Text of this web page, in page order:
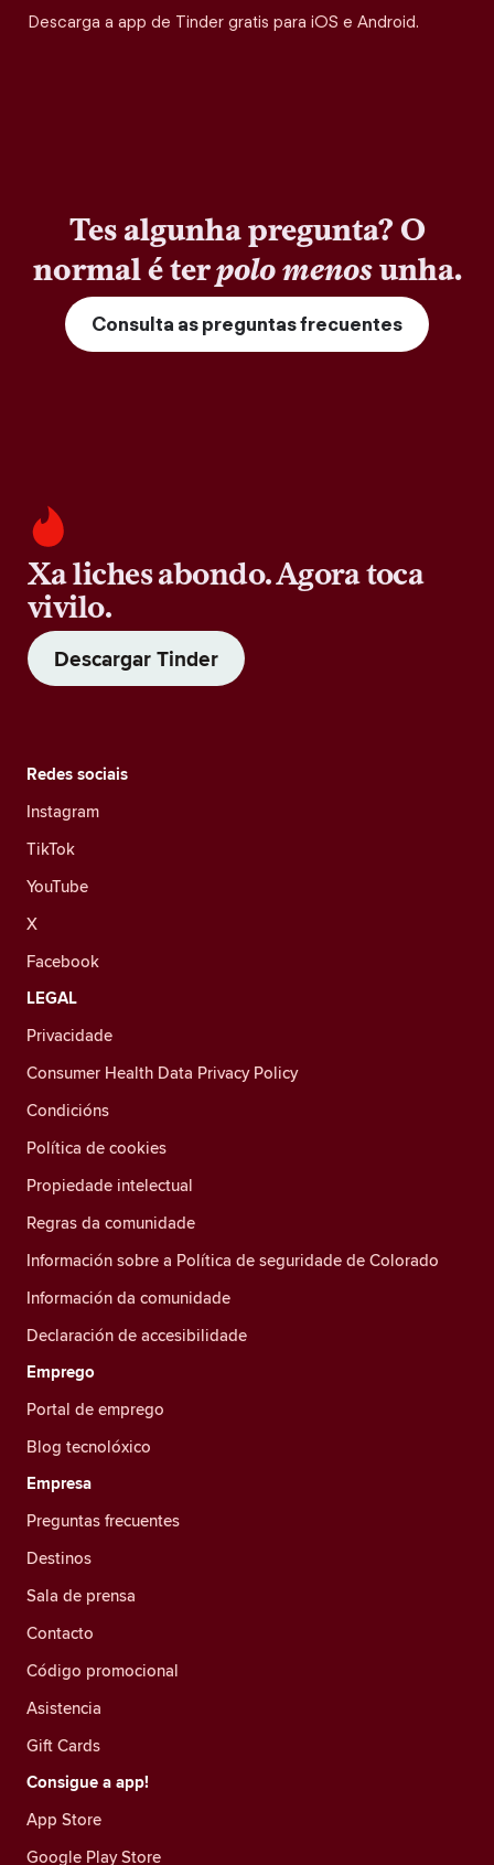
Descarga a app de Tinder gratis para iOS e Android.
Tes algunha pregunta? O
normal é terpolo menosunha.
Consulta as preguntas frecuentes
Xa liches abondo. Agora toca
vivilo.
Descargar Tinder
Redes sociais
Instagram
TikTok
YouTube
X
Facebook
LEGAL
Privacidade
Consumer Health Data Privacy Policy
Condicións
Política de cookies
Propiedade intelectual
Regras da comunidade
Información sobre a Política de seguridade de Colorado
Información da comunidade
Declaración de accesibilidade
Emprego
Portal de emprego
Blog tecnolóxico
Empresa
Preguntas frecuentes
Destinos
Sala de prensa
Contacto
Código promocional
Asistencia
Gift Cards
Consigue a app!
App Store
Google Play Store